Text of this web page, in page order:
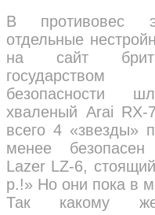
В противовес
отдельные
на сайт
безопасности
хваленый Arai
всего 4 «звезды»
менее безопасен
Lazer LZ-6,
р.!» Но они пока в
Так какому